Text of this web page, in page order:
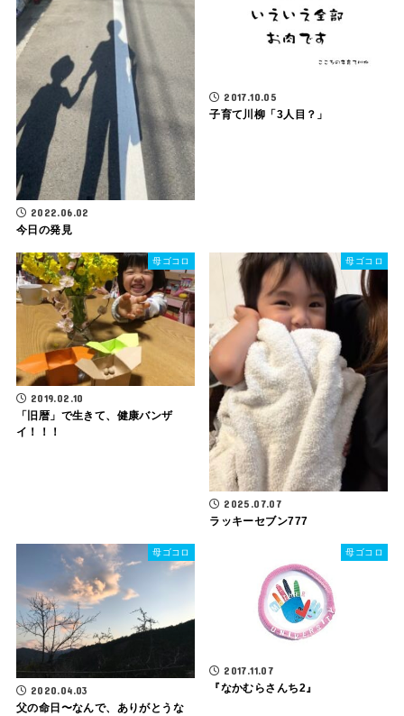
2022.06.02
今日の発見
2017.10.05
子育て川柳「3人目？」
母ゴコロ
2019.02.10
「旧暦」で生きて、健康バンザ
イ！！！
母ゴコロ
2025.07.07
ラッキーセブン777
母ゴコロ
2020.04.03
父の命日〜なんで、ありがとうな
母ゴコロ
2017.11.07
『なかむらさんち2』